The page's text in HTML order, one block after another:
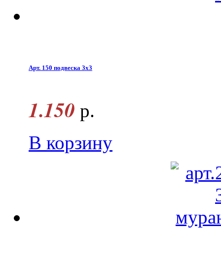
Арт. 150 подвеска 3х3
1.150 р.
В корзину